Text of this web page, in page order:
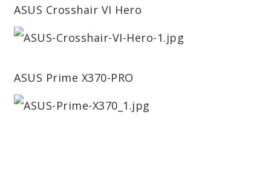
ASUS Crosshair VI Hero
ASUS Prime X370-PRO